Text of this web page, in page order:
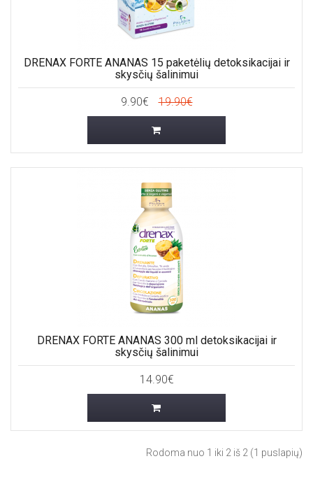
DRENAX FORTE ANANAS 15 paketėlių detoksikacijai ir
skysčių šalinimui
9.90€ 19.90€
DRENAX FORTE ANANAS 300 ml detoksikacijai ir
skysčių šalinimui
14.90€
Rodoma nuo 1 iki 2 iš 2 (1 puslapių)